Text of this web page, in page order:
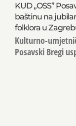
KUD „OSS”
baštinu na
folklora u
Kulturno-
Posavski Bregi